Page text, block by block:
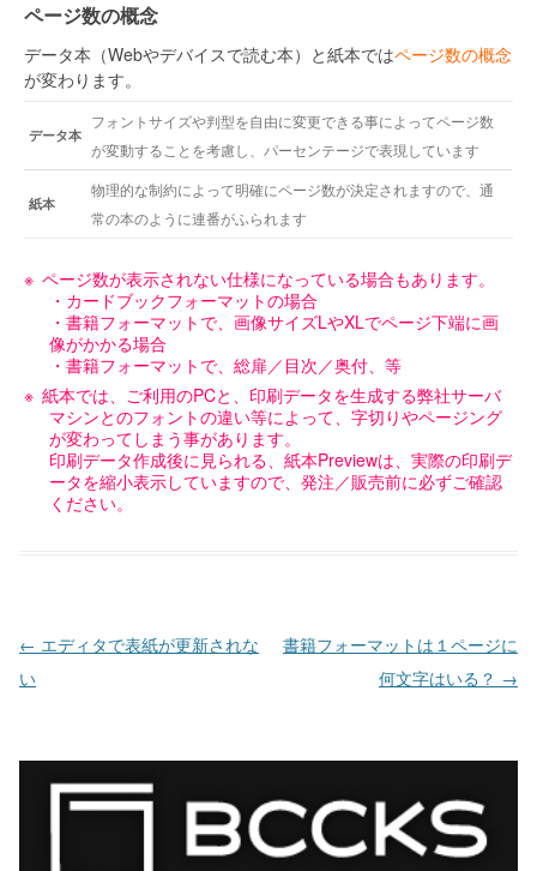
ページ数の概念
データ本（Webやデバイスで読む本）と紙本ではページ数の概念
が変わります。
データ本
フォントサイズや判型を自由に変更できる事によってページ数
が変動することを考慮し、パーセンテージで表現しています
紙本
物理的な制約によって明確にページ数が決定されますので、通
常の本のように連番がふられます
ページ数が表示されない仕様になっている場合もあります。
・カードブックフォーマットの場合
・書籍フォーマットで、画像サイズLやXLでページ下端に画
像がかかる場合
・書籍フォーマットで、総扉／目次／奥付、等
紙本では、ご利用のPCと、印刷データを生成する弊社サーバ
マシンとのフォントの違い等によって、字切りやページング
が変わってしまう事があります。
印刷データ作成後に見られる、紙本Previewは、実際の印刷デ
ータを縮小表示していますので、発注／販売前に必ずご確認
ください。
投稿ナビゲーション
← エディタで表紙が更新されな
い
書籍フォーマットは１ページに
何文字はいる？ →